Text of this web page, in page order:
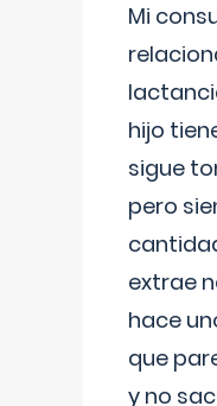
Mi
hijo
sigue
pero
extrae
hace
que
y no